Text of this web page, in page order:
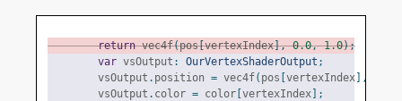
return vec4f(pos[vertexIndex], 0.0, 1.0);
var vsOutput : OurVertexShaderOutput ;
        vsOutput
. position = vec4f( pos vertexIndex ],
        vsOutput
. color = color vertexIndex ];